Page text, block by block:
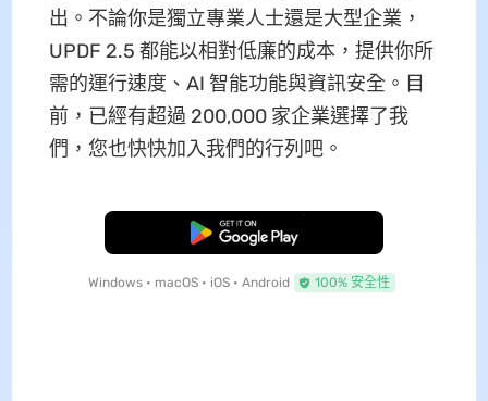
出。不論你是獨立專業人士還是大型企業，
UPDF 2.5 都能以相對低廉的成本，提供你所
需的運行速度、AI 智能功能與資訊安全。目
前，已經有超過 200,000 家企業選擇了我
們，您也快快加入我們的行列吧。
免費下載
Windows • macOS • iOS • Android 100% 安全性